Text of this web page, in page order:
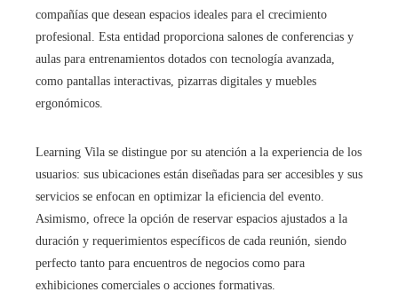
compañías que desean espacios ideales para el crecimiento
profesional. Esta entidad proporciona salones de conferencias y
aulas para entrenamientos dotados con tecnología avanzada,
como pantallas interactivas, pizarras digitales y muebles
ergonómicos.
Learning Vila se distingue por su atención a la experiencia de los
usuarios: sus ubicaciones están diseñadas para ser accesibles y sus
servicios se enfocan en optimizar la eficiencia del evento.
Asimismo, ofrece la opción de reservar espacios ajustados a la
duración y requerimientos específicos de cada reunión, siendo
perfecto tanto para encuentros de negocios como para
exhibiciones comerciales o acciones formativas.